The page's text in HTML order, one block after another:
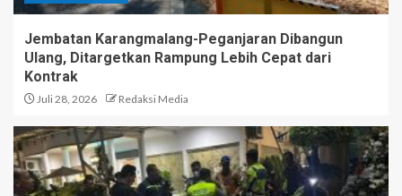
Jembatan Karangmalang-Peganjaran Dibangun
Ulang, Ditargetkan Rampung Lebih Cepat dari
Kontrak
Juli 28, 2026 Redaksi Media